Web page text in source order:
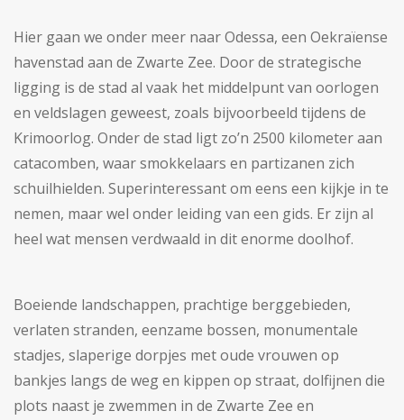
Hier gaan we onder meer naar Odessa, een Oekraïense
havenstad aan de Zwarte Zee. Door de strategische
ligging is de stad al vaak het middelpunt van oorlogen
en veldslagen geweest, zoals bijvoorbeeld tijdens de
Krimoorlog. Onder de stad ligt zo’n 2500 kilometer aan
catacomben, waar smokkelaars en partizanen zich
schuilhielden. Superinteressant om eens een kijkje in te
nemen, maar wel onder leiding van een gids. Er zijn al
heel wat mensen verdwaald in dit enorme doolhof.
Boeiende landschappen, prachtige berggebieden,
verlaten stranden, eenzame bossen, monumentale
stadjes, slaperige dorpjes met oude vrouwen op
bankjes langs de weg en kippen op straat, dolfijnen die
plots naast je zwemmen in de Zwarte Zee en